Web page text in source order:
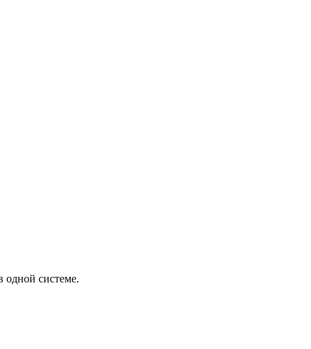
одной системе.